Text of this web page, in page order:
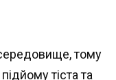
тому
тіста та